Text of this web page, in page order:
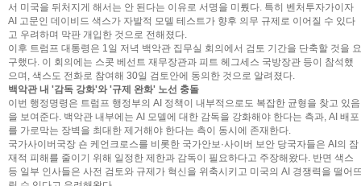
서 미국을 뒤처지게 해서는 안 된다는 이유로 서명을 미뤘다. 특히 벤처투자가이자
AI 고문인 데이비드 색스가 자발적 모델 테스트가 향후 의무 규제로 이어질 수 있다
고 우려하며 막판 개입한 것으로 전해졌다.
이후 트럼프 대통령은 1일 저녁 백악관 집무실 회의에서 검토 기간을 단축할 것을 요
구했다. 이 회의에는 스콧 베선트 재무장관과 피트 헤그세스 국방장관 등이 참석했
으며, 색스도 전화로 참여해 30일 검토안에 동의한 것으로 알려졌다.
백악관 내 '감독 강화'와 '규제 완화' 노선 충돌
이번 행정명령은 트럼프 행정부의 AI 정책이 내부적으로도 복잡한 균형을 찾고 있음
을 보여준다. 백악관 내부에는 AI 모델에 대한 감독을 강화해야 한다는 측과, AI 배포
를 가로막는 장벽을 최대한 제거해야 한다는 측이 동시에 존재한다.
국가사이버국장 숀 케언크로스를 비롯한 국가안보·사이버 보안 당국자들은 AI의 잠
재적 피해를 줄이기 위해 일정한 제한과 감독이 필요하다고 주장해왔다. 반면 색스
등 일부 인사들은 사전 검토와 규제가 혁신을 위축시키고 미국의 AI 경쟁력을 떨어